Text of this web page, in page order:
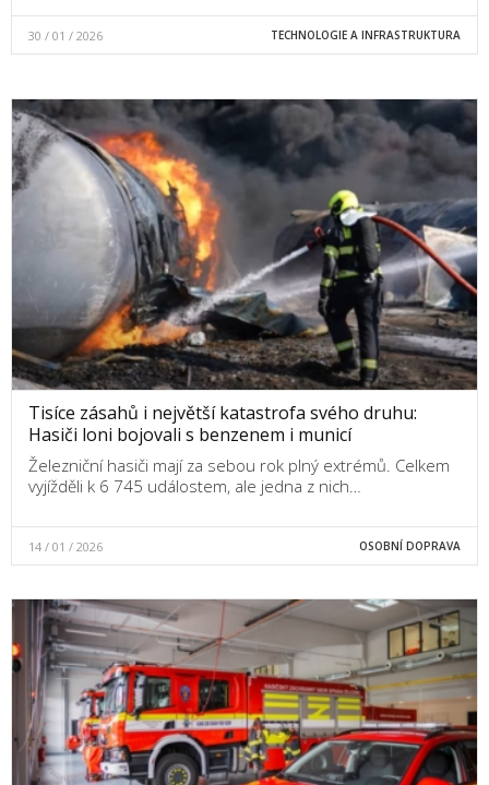
30 / 01 / 2026 TECHNOLOGIE A INFRASTRUKTURA
Tisíce zásahů i největší katastrofa svého druhu:
Hasiči loni bojovali s benzenem i municí
Železniční hasiči mají za sebou rok plný extrémů. Celkem
vyjížděli k 6 745 událostem, ale jedna z nich…
14 / 01 / 2026 OSOBNÍ DOPRAVA